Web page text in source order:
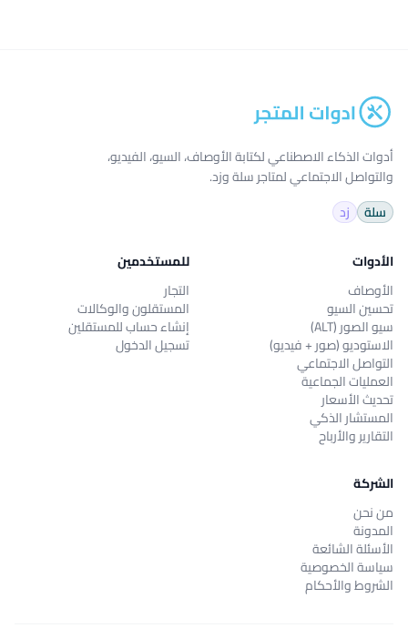
أدوات الذكاء الاصطناعي لكتابة الأوصاف، السيو، الفيديو،
والتواصل الاجتماعي لمتاجر سلة وزد.
سلة
زد
الأدوات
الأوصاف
تحسين السيو
سيو الصور (ALT)
الاستوديو (صور + فيديو)
التواصل الاجتماعي
العمليات الجماعية
تحديث الأسعار
المستشار الذكي
التقارير والأرباح
للمستخدمين
التجار
المستقلون والوكالات
إنشاء حساب للمستقلين
تسجيل الدخول
الشركة
من نحن
المدونة
الأسئلة الشائعة
سياسة الخصوصية
الشروط والأحكام